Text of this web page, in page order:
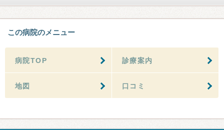
この病院のメニュー
病院TOP 診療案内
地図 口コミ